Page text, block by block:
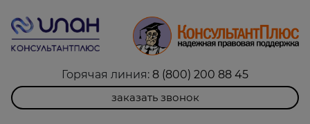
Горячая линия: 8 (800) 200 88 45
заказать звонок